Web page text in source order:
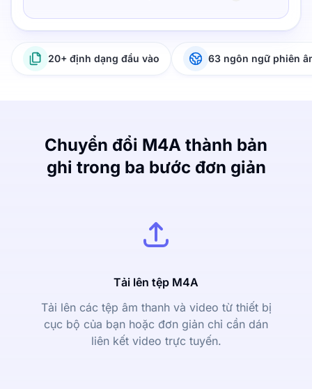
20+ định dạng đầu vào 63 ngôn ngữ phiên
Chuyển đổi M4A thành bản
ghi trong ba bước đơn giản
Tải lên tệp M4A
Tải lên các tệp âm thanh và video từ thiết bị
cục bộ của bạn hoặc đơn giản chỉ cần dán
liên kết video trực tuyến.